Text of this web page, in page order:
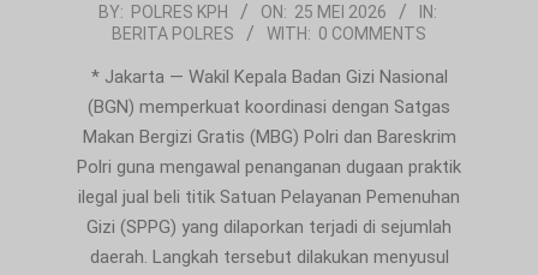
2026-
BY: POLRES KPH ON: 25 MEI 2026
IN:
BERITA POLRES
WITH: 0 COMMENTS
* Jakarta — Wakil Kepala Badan Gizi Nasional
(BGN) memperkuat koordinasi dengan Satgas
Makan Bergizi Gratis (MBG) Polri dan Bareskrim
Polri guna mengawal penanganan dugaan praktik
ilegal jual beli titik Satuan Pelayanan Pemenuhan
Gizi (SPPG) yang dilaporkan terjadi di sejumlah
daerah. Langkah tersebut dilakukan menyusul